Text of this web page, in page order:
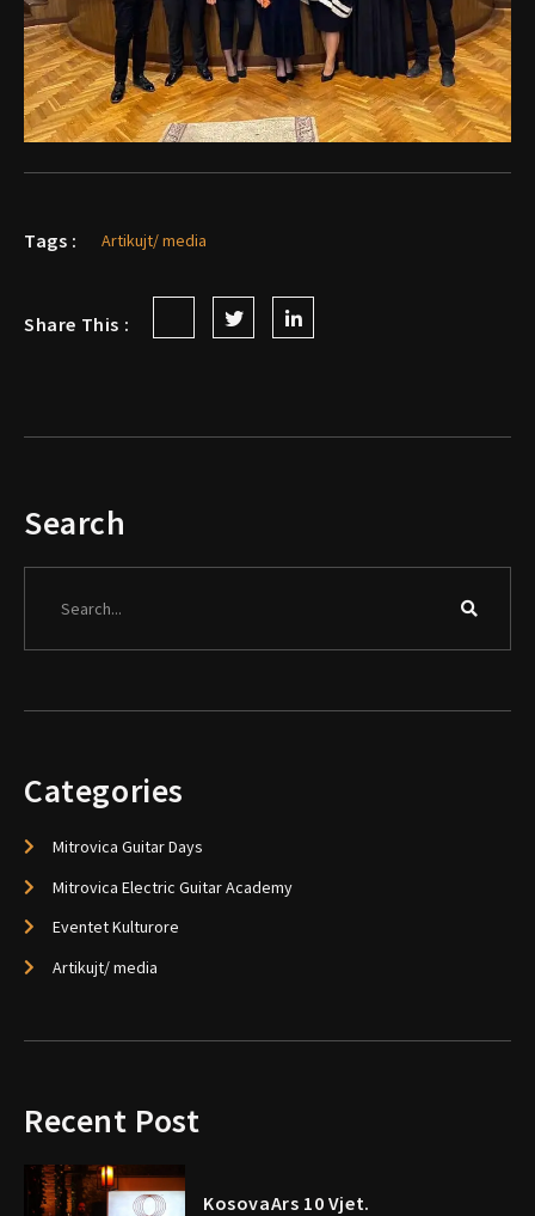
Search
Categories
Mitrovica Guitar Days
Mitrovica Electric Guitar Academy
Eventet Kulturore
Artikujt/ media
Recent Post
KosovaArs 10 Vjet.
Tags : Artikujt/ media
Share This :